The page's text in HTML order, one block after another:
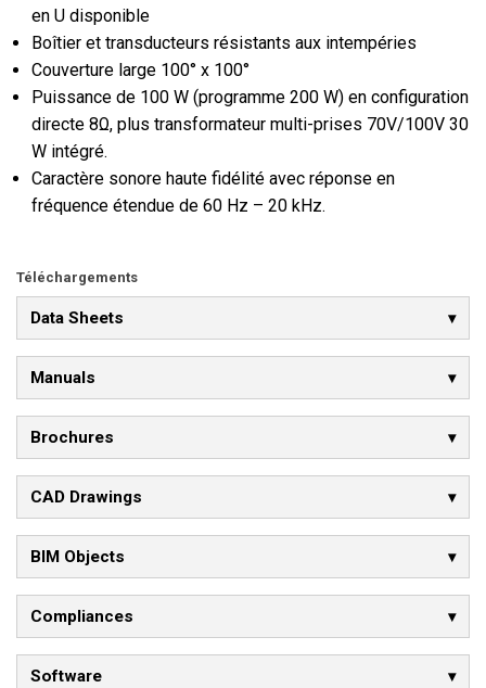
en U disponible
Boîtier et transducteurs résistants aux intempéries
Couverture large 100° x 100°
Puissance de 100 W (programme 200 W) en configuration
directe 8Ω, plus transformateur multi-prises 70V/100V 30
W intégré.
Caractère sonore haute fidélité avec réponse en
fréquence étendue de 60 Hz – 20 kHz.
Téléchargements
Data Sheets
Manuals
Brochures
CAD Drawings
BIM Objects
Compliances
Software